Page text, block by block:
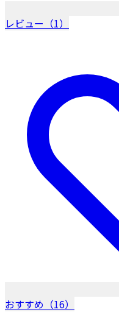
レビュー（1）
おすすめ（16）